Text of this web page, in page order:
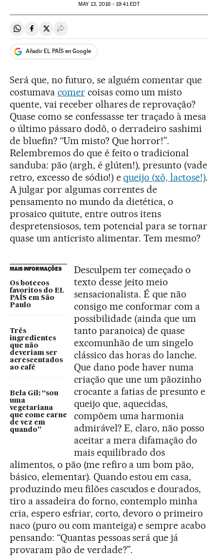
MAY13, 2016 - 19:41EDT
Compartir en Whatsapp
Compartir en Facebook
Compartir en Twitter
Desplegar Redes Sociales
Añadir EL PAÍS en Google
Será que, no futuro, se alguém comentar que
costumava comercoisas como um misto
quente, vai receber olhares de reprovação?
Quase como se confessasse ter traçado à mesa
o último pássaro dodô, o derradeiro sashimi
de bluefin? “Um misto? Que horror!”.
Relembremos do que é feito o tradicional
sanduba: pão (argh, é glúten!), presunto (vade
retro, excesso de sódio!) equeijo (xô, lactose!).
A julgar por algumas correntes de
pensamento no mundo da dietética, o
prosaico quitute, entre outros itens
despretensiosos, tem potencial para se tornar
quase um anticristo alimentar. Tem mesmo?
MAIS INFORMAÇÕES
Os botecos
favoritos do EL
PAÍS em São
Paulo
Três
ingredientes
que não
deveriam ser
acrescentados
ao café
Bela Gil: “sou
uma
vegetariana
que come carne
de vez em
quando”
Desculpem ter começado o
texto desse jeito meio
sensacionalista. É que não
consigo me conformar com a
possibilidade (ainda que um
tanto paranoica) de quase
excomunhão de um singelo
clássico das horas do lanche.
Que dano pode haver numa
criação que une um pãozinho
crocante a fatias de presunto e
queijo que, aquecidas,
compõem uma harmonia
admirável? E, claro, não posso
aceitar a mera difamação do
mais equilibrado dos
alimentos, o pão (me refiro a um bom pão,
básico, elementar). Quando estou em casa,
produzindo meu filões cascudos e dourados,
tiro a assadeira do forno, contemplo minha
cria, espero esfriar, corto, devoro o primeiro
naco (puro ou com manteiga) e sempre acabo
pensando: “Quantas pessoas será que já
provaram pão de verdade?”.